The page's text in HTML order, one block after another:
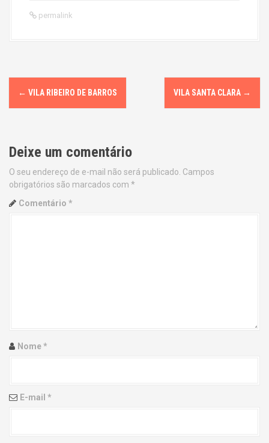
permalink
P
o
t
n
a
i
n
← VILA RIBEIRO DE BARROS VILA SANTA CLARA →
Deixe um comentário
O seu endereço de e-mail não será publicado. Campos
obrigatórios são marcados com *
Comentário *
Nome*
E-mail *